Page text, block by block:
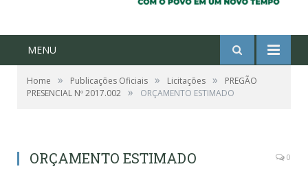
MENU
Home » Publicações Oficiais » Licitações »
PREGÃO
PRESENCIAL Nº 2017.002 » ORÇAMENTO ESTIMADO
ORÇAMENTO ESTIMADO 0